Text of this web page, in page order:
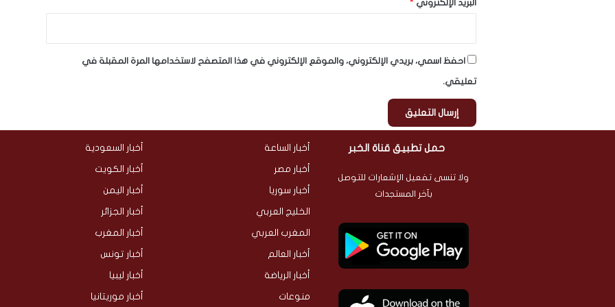
البريد الإلكتروني *
احفظ اسمي، بريدي الإلكتروني، والموقع الإلكتروني في هذا المتصفح لاستخدامها المرة المقبلة في
تعليقي.
حمل تطبيق قناة الخبر
ولا تنسى تفعيل الإشعارات للتوصل
بآخر المستجدات
أخبار الساعة
أخبار مصر
أخبار سوريا
الخليج العربي
المغرب العربي
أخبار العالم
أخبار الرياضة
منوعات
أخبار السعودية
أخبار الكويت
أخبار اليمن
أخبار الجزائر
أخبار المغرب
أخبار تونس
أخبار ليبيا
أخبار موريتانيا